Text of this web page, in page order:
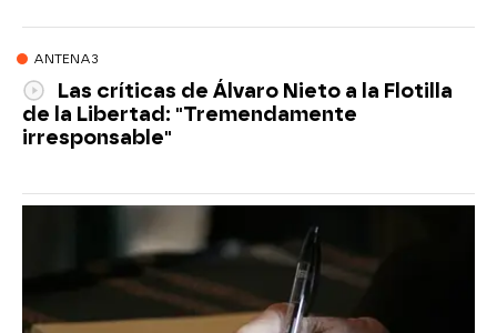
ANTENA3
Las críticas de Álvaro Nieto a la Flotilla
de la Libertad: "Tremendamente
irresponsable"